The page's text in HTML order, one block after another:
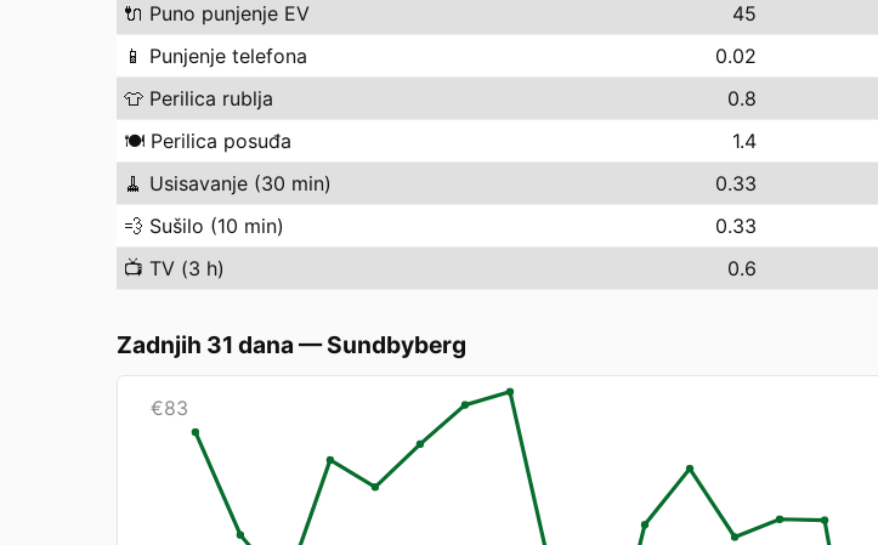
🔌 Puno punjenje EV 45
📱 Punjenje telefona 0.02
👕 Perilica rublja 0.8
🍽️ Perilica posuđa 1.4
🧹 Usisavanje (30 min) 0.33
💨 Sušilo (10 min) 0.33
📺 TV (3 h) 0.6
Zadnjih 31 dana —Sundbyberg
€83